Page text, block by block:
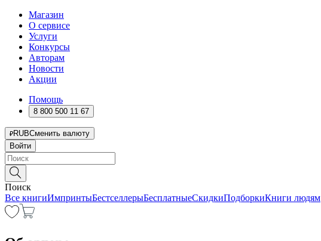
Магазин
О сервисе
Услуги
Конкурсы
Авторам
Новости
Акции
Помощь
8 800 500 11 67
RUBСменить валюту
Войти
Поиск
Все книгиИмпринтыБестселлерыБесплатныеСкидкиПодборкиКниги людям